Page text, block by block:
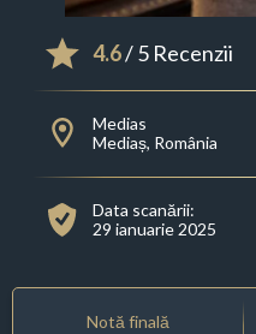
4.6/ 5 Recenzii
Medias
Mediaș, România
Data scanării:
29 ianuarie 2025
Notă finală